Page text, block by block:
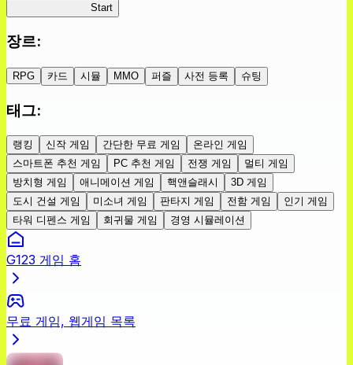
Start
장르:
RPG 카드 시뮬 MMO 퍼즐 사전 등록 슈팅
태그:
랭킹 신작 게임 간단한 무료 게임
온라인 게임
스마트폰 추천 게임
PC 추천 게임 전쟁 게임
멀티 게임
방치형 게임
애니메이션 게임 핵앤슬래시
3D 게임
도시 건설 게임
미소녀 게임 판타지 게임 전함 게임
인기 게임
타워 디펜스 게임
회귀물 게임 경영 시뮬레이션
G123 게임 홈
무료 게임, 웹게임 목록